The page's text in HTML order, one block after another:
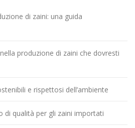
di zaini: una guida
produzione di zaini che dovresti
e rispettosi dell’ambiente
di qualità per gli zaini importati